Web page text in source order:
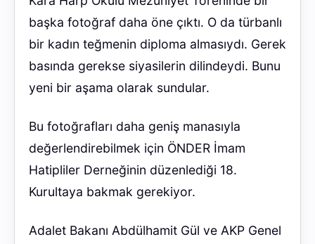
başka fotoğraf daha öne çıktı. O da türbanlı
bir kadın teğmenin diploma almasıydı. Gerek
basında gerekse siyasilerin dilindeydi. Bunu
yeni bir aşama olarak sundular.
Bu fotoğrafları daha geniş manasıyla
değerlendirebilmek için ÖNDER İmam
Hatipliler Derneğinin düzenlediği 18.
Kurultaya bakmak gerekiyor.
Adalet Bakanı Abdülhamit Gül ve AKP Genel